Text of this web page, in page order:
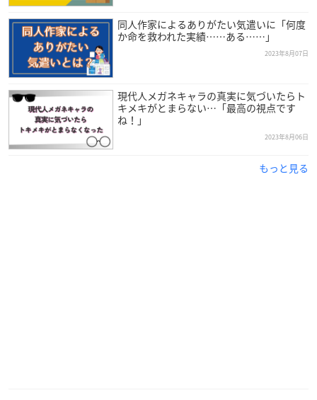
同人作家によるありがたい気遣いに「何度
か命を救われた実績……ある……」
2023年8月07日
現代人メガネキャラの真実に気づいたらト
キメキがとまらない…「最高の視点です
ね！」
2023年8月06日
もっと見る